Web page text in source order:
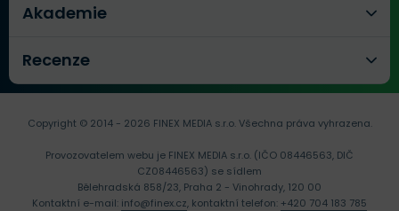
Akademie
Recenze
Copyright © 2014 - 2026 FINEX MEDIA s.r.o.Všechna práva vyhrazena.
Provozovatelem webu je FINEX MEDIA s.r.o. (IČO 08446563, DIČ
CZ08446563) se sídlem
Bělehradská 858/23, Praha 2 - Vinohrady, 120 00
Kontaktní e-mail: info@finex.cz, kontaktní telefon: +420 704 183 785